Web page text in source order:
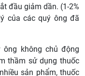
đầu giảm dần. (1-2%
của các quý ông đã
ông không chủ động
thầm sử dụng thuốc
sản phẩm, thuốc